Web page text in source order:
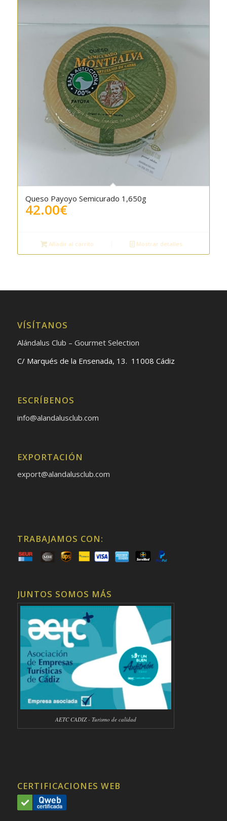
Queso Payoyo Semicurado 1,650g
42.00€
Añadir al carrito Mostrar detalles
VÍSÍTANOS
Alándalus Club – Gourmet Selection
C/ Marqués de la Ensenada, 13. 11008 Cádiz
ESCRÍBENOS
info@alandalusclub.com
EXPORTACIÓN
export@alandalusclub.com
TRABAJAMOS CON:
JUNTOS SOMOS MÁS
AETC CADIZ - Turismo de calidad
CERTIFICACIONES WEB